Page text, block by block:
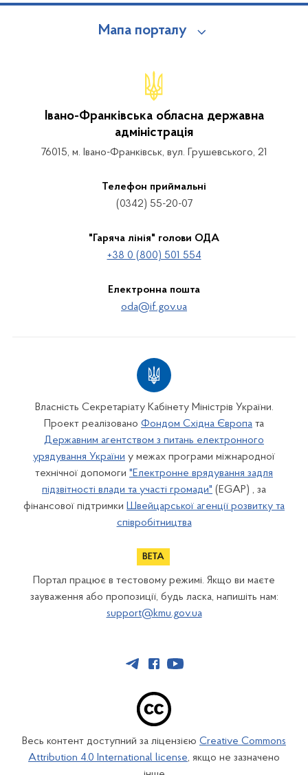
Мапа порталу
Івано-Франківська обласна державна
адміністрація
76015, м. Івано-Франківськ, вул. Грушевського, 21
Телефон приймальні
(0342) 55-20-07
"Гаряча лінія" голови ОДА
+38 0 (800) 501 554
Електронна пошта
oda@if.gov.ua
Власність Секретаріату Кабінету Міністрів України.
Проект реалізовано Фондом Східна Європа та
Державним агентством з питань електронного
урядування України у межах програми міжнародної
технічної допомоги "Електронне врядування задля
підзвітності влади та участі громади" (EGAP) , за
фінансової підтримки Швейцарської агенції розвитку та
співробітництва
Портал працює в тестовому режимі. Якщо ви маєте
зауваження або пропозиції, будь ласка, напишіть нам:
support@kmu.gov.ua
Весь контент доступний за ліцензією Creative Commons
Attribution 4.0 International license, якщо не зазначено